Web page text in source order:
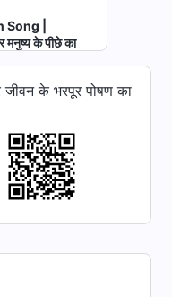
|
मनुष्य के पीछे का
उसके वचनों के
| अंत के
और कार्य को कैसे
के भरपूर पोषण का